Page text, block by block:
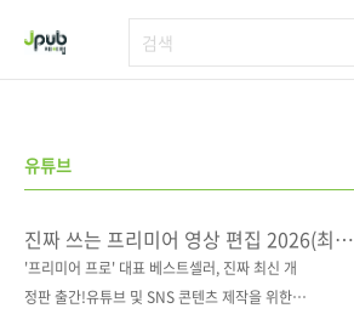
유튜브
진짜 쓰는 프리미어 영상 편집 2026(최신
개정판)
'프리미어 프로' 대표 베스트셀러, 진짜 최신 개
정판 출간!유튜브 및 SNS 콘텐츠 제작을 위한